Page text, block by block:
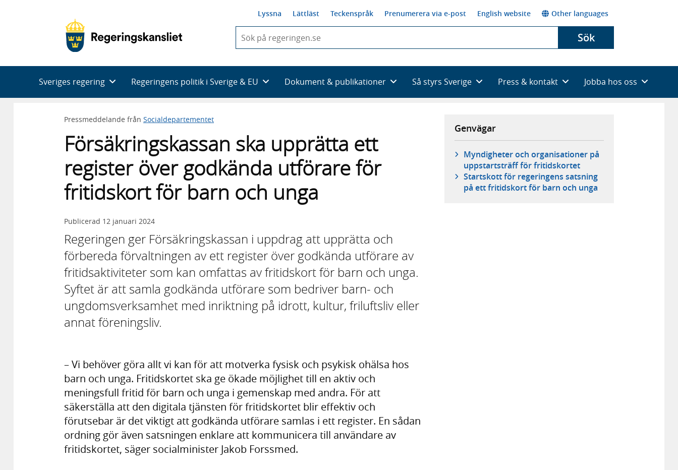
Lyssna Lättläst Teckenspråk Prenumerera via e-post English website Other languages
du
skriva
framträder
en
Sök
Sveriges regering Regeringens politik i Sverige & EU Dokument & publikationer Så styrs Sverige Press & kontakt Jobba hos oss
Pressmeddelande från Socialdepartementet
Försäkringskassan ska upprätta ett
register över godkända utförare för
fritidskort för barn och unga
Publicerad 12 januari 2024
Regeringen ger Försäkringskassan i uppdrag att upprätta och
förbereda förvaltningen av ett register över godkända utförare av
fritidsaktiviteter som kan omfattas av fritidskort för barn och unga.
Syftet är att samla godkända utförare som bedriver barn- och
ungdomsverksamhet med inriktning på idrott, kultur, friluftsliv eller
annat föreningsliv.
– Vi behöver göra allt vi kan för att motverka fysisk och psykisk ohälsa hos
barn och unga. Fritidskortet ska ge ökade möjlighet till en aktiv och
meningsfull fritid för barn och unga i gemenskap med andra. För att
säkerställa att den digitala tjänsten för fritidskortet blir effektiv och
förutsebar är det viktigt att godkända utförare samlas i ett register. En sådan
ordning gör även satsningen enklare att kommunicera till användare av
fritidskortet, säger socialminister Jakob Forssmed.
Genvägar
Myndigheter och organisationer på
uppstartsträff för fritidskortet
Startskott för regeringens satsning
på ett fritidskort för barn och unga